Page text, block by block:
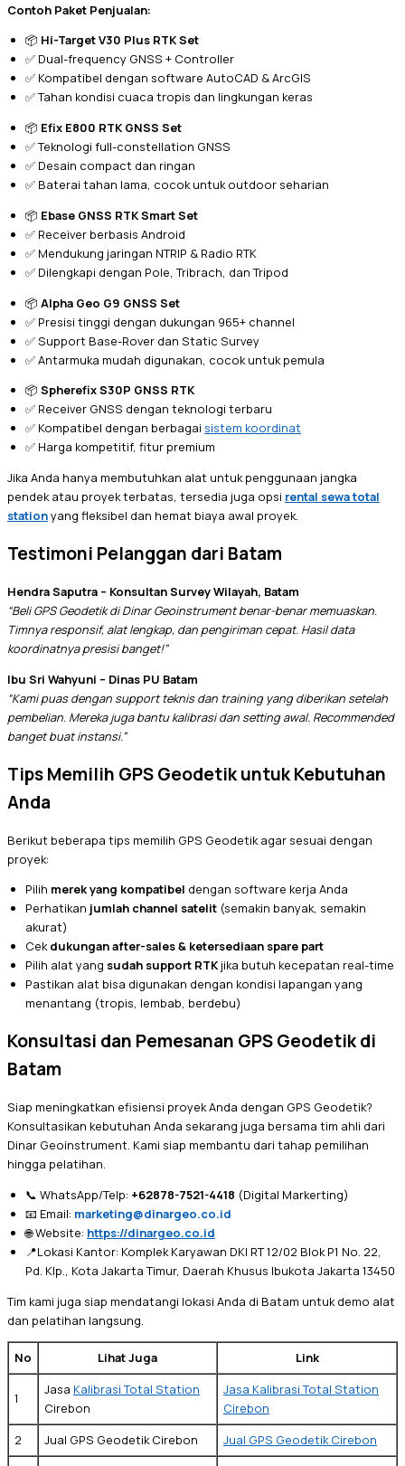
Contoh Paket Penjualan:
📦 Hi-Target V30 Plus RTK Set
✅ Dual-frequency GNSS + Controller
✅ Kompatibel dengan software AutoCAD & ArcGIS
✅ Tahan kondisi cuaca tropis dan lingkungan keras
📦 Efix E800 RTK GNSS Set
✅ Teknologi full-constellation GNSS
✅ Desain compact dan ringan
✅ Baterai tahan lama, cocok untuk outdoor seharian
📦 Ebase GNSS RTK Smart Set
✅ Receiver berbasis Android
✅ Mendukung jaringan NTRIP & Radio RTK
✅ Dilengkapi dengan Pole, Tribrach, dan Tripod
📦 Alpha Geo G9 GNSS Set
✅ Presisi tinggi dengan dukungan 965+ channel
✅ Support Base-Rover dan Static Survey
✅ Antarmuka mudah digunakan, cocok untuk pemula
📦 Spherefix S30P GNSS RTK
✅ Receiver GNSS dengan teknologi terbaru
✅ Kompatibel dengan berbagai sistem koordinat
✅ Harga kompetitif, fitur premium
Jika Anda hanya membutuhkan alat untuk penggunaan jangka
pendek atau proyek terbatas, tersedia juga opsi rental sewa total
stationyang fleksibel dan hemat biaya awal proyek.
Testimoni Pelanggan dari Batam
Hendra Saputra – Konsultan Survey Wilayah, Batam
“Beli GPS Geodetik di Dinar Geoinstrument benar-benar memuaskan.
Timnya responsif, alat lengkap, dan pengiriman cepat. Hasil data
koordinatnya presisi banget!”
Ibu Sri Wahyuni – Dinas PU Batam
“Kami puas dengan support teknis dan training yang diberikan setelah
pembelian. Mereka juga bantu kalibrasi dan setting awal. Recommended
banget buat instansi.”
Tips Memilih GPS Geodetik untuk Kebutuhan
Anda
Berikut beberapa tips memilih GPS Geodetik agar sesuai dengan
proyek:
Pilih merek yang kompatibel dengan software kerja Anda
Perhatikan jumlah channel satelit (semakin banyak, semakin
akurat)
Cekdukungan after-sales & ketersediaan spare part
Pilih alat yang sudah support RTKjika butuh kecepatan real-time
Pastikan alat bisa digunakan dengan kondisi lapangan yang
menantang (tropis, lembab, berdebu)
Konsultasi dan Pemesanan GPS Geodetik di
Batam
Siap meningkatkan efisiensi proyek Anda dengan GPS Geodetik?
Konsultasikan kebutuhan Anda sekarang juga bersama tim ahli dari
Dinar Geoinstrument. Kami siap membantu dari tahap pemilihan
hingga pelatihan.
📞 WhatsApp/Telp: +62878-7521-4418 (Digital Markerting)
📧 Email: marketing@dinargeo.co.id
🌐 Website: https://dinargeo.co.id
📍Lokasi Kantor: Komplek Karyawan DKI RT 12/02 Blok P1 No. 22,
Pd. Klp., Kota Jakarta Timur, Daerah Khusus Ibukota Jakarta 13450
Tim kami juga siap mendatangi lokasi Anda di Batam untuk demo alat
dan pelatihan langsung.
No Lihat Juga Link
1
Jasa Kalibrasi Total Station
Cirebon
Jasa Kalibrasi Total Station
Cirebon
2
Jual GPS Geodetik Cirebon
Jual GPS Geodetik Cirebon